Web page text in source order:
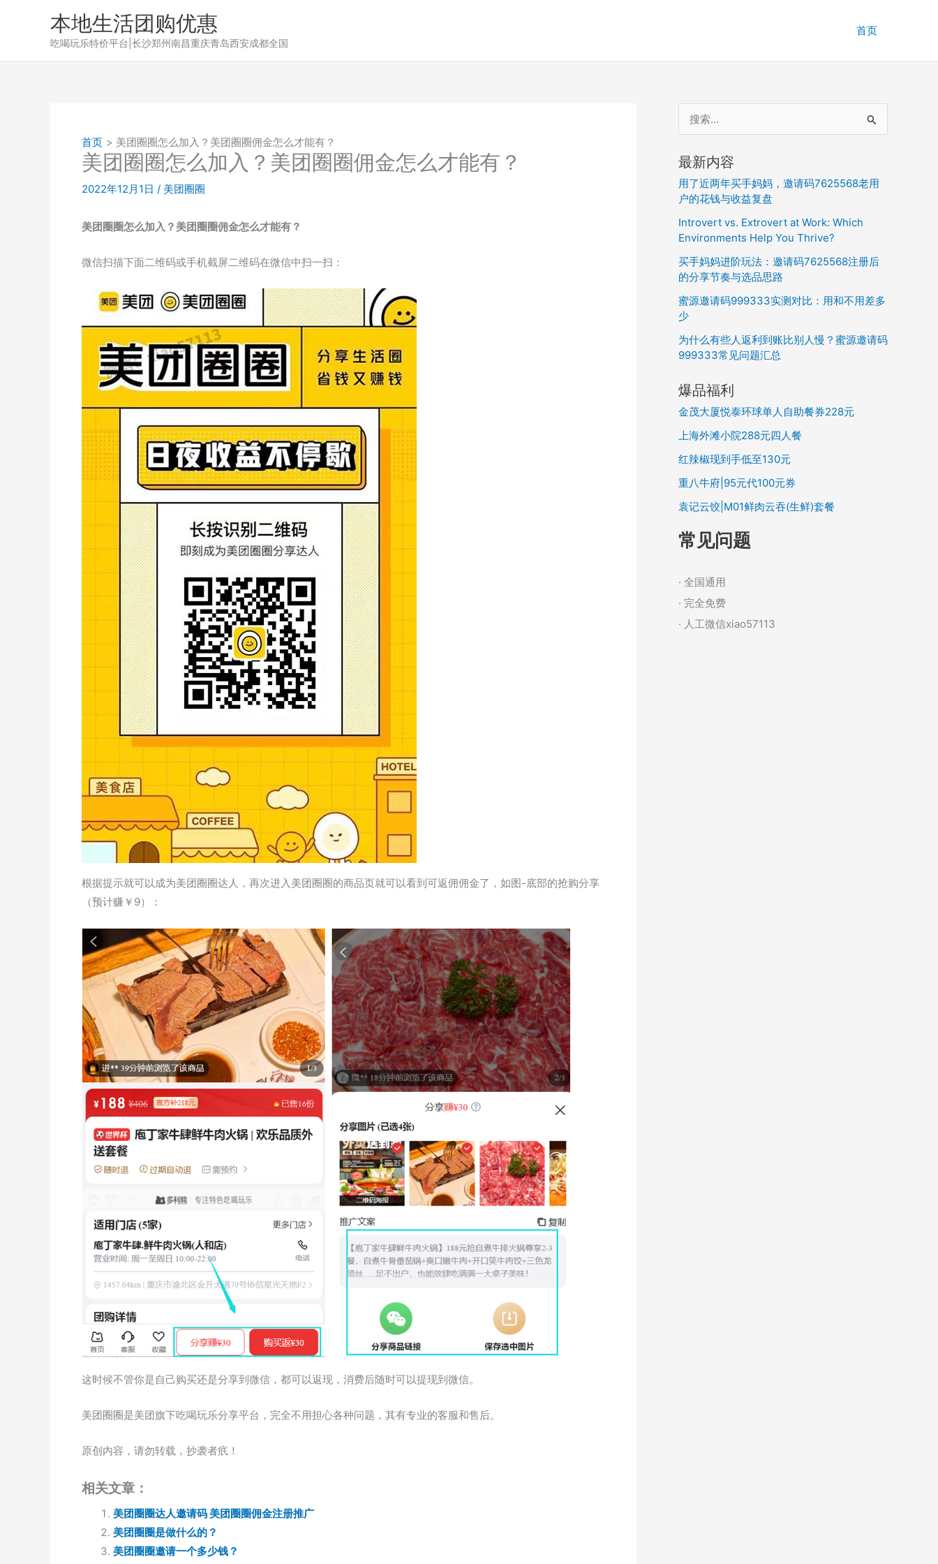
容
本地生活团购优惠
吃喝玩乐特价平台|长沙郑州南昌重庆青岛西安成都全国
首页
首页 美团圈圈怎么加入？美团圈圈佣金怎么才能有？
美团圈圈怎么加入？美团圈圈佣金怎么才能有？
2022年12月1日 / 美团圈圈
美团圈圈怎么加入？美团圈圈佣金怎么才能有？
微信扫描下面二维码或手机截屏二维码在微信中扫一扫：
根据提示就可以成为美团圈圈达人，再次进入美团圈圈的商品页就可以看到可返佣佣金了，如图-底部的抢购分享
（预计赚￥9）：
这时候不管你是自己购买还是分享到微信，都可以返现，消费后随时可以提现到微信。
美团圈圈是美团旗下吃喝玩乐分享平台，完全不用担心各种问题，其有专业的客服和售后。
原创内容，请勿转载，抄袭者疧！
相关文章：
美团圈圈达人邀请码 美团圈圈佣金注册推广
美团圈圈是做什么的？
美团圈圈邀请一个多少钱？
索
：
最新内容
用了近两年买手妈妈，邀请码7625568老用
户的花钱与收益复盘
Introvert vs. Extrovert at Work: Which
Environments Help You Thrive?
买手妈妈进阶玩法：邀请码7625568注册后
的分享节奏与选品思路
蜜源邀请码999333实测对比：用和不用差多
少
为什么有些人返利到账比别人慢？蜜源邀请码
999333常见问题汇总
爆品福利
金茂大厦悦泰环球单人自助餐券228元
上海外滩小院288元四人餐
红辣椒现到手低至130元
重八牛府|95元代100元券
袁记云饺|M01鲜肉云吞(生鲜)套餐
常见问题
· 全国通用
· 完全免费
· 人工微信xiao57113